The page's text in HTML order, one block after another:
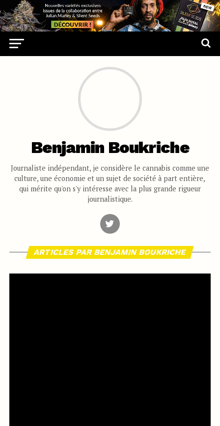
Benjamin Boukriche
Journaliste indépendant, je considère le cannabis comme une
culture, une économie et un sujet de société à part entière,
qui mérite qu'on s'y intéresse avec la plus grande rigueur
journalistique.
ARTICLES PAR BENJAMIN BOUKRICHE